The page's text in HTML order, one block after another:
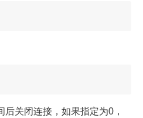
关闭连接，如果指定为0，